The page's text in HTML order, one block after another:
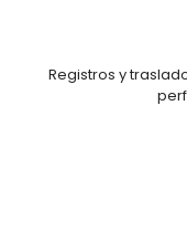
Registros y